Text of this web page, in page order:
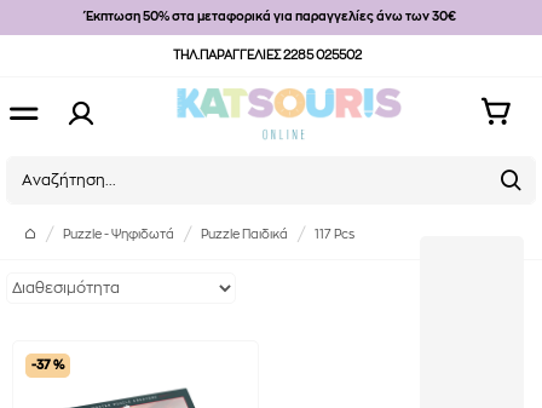
Έκπτωση 50% στα μεταφορικά για παραγγελίες άνω των 30€
ΤΗΛ.ΠΑΡΑΓΓΕΛΙΕΣ 2285 025502
Puzzle - Ψηφιδωτά Puzzle Παιδικά 117 Pcs
-37 %